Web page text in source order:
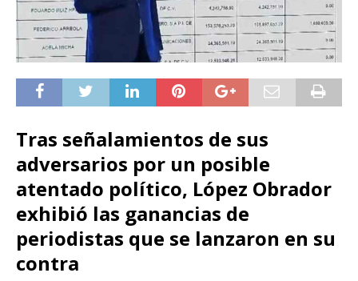
Tras señalamientos de sus
adversarios por un posible
atentado político, López Obrador
exhibió las ganancias de
periodistas que se lanzaron en su
contra